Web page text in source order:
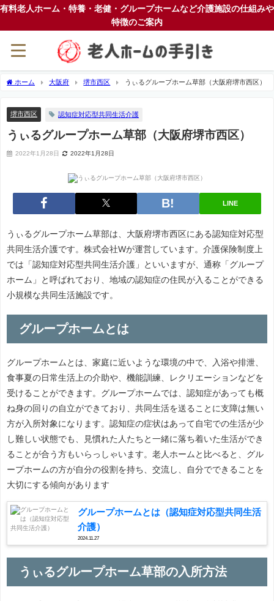
有料老人ホーム・特養・老健・グループホームなど介護施設の仕組みや
特徴のご案内
ホーム 大阪府 堺市西区 うぃるグループホーム草部（大阪府堺市西区）
堺市西区 認知症対応型共同生活介護
うぃるグループホーム草部（大阪府堺市西区）
2022年1月28日 2022年1月28日
LINE
うぃるグループホーム草部は、大阪府堺市西区にある認知症対応型
共同生活介護です。株式会社Wが運営しています。介護保険制度上
では「認知症対応型共同生活介護」といいますが、通称「グループ
ホーム」と呼ばれており、地域の認知症の住民が入ることができる
小規模な共同生活施設です。
グループホームとは
グループホームとは、家庭に近いような環境の中で、入浴や排泄、
食事夏の日常生活上の介助や、機能訓練、レクリエーションなどを
受けることができます。グループホームでは、認知症があっても概
ね身の回りの自立ができており、共同生活を送ることに支障は無い
方が入所対象になります。認知症の症状はあって自宅での生活が少
し難しい状態でも、見慣れた人たちと一緒に落ち着いた生活ができ
ることが合う方もいらっしゃいます。老人ホームと比べると、グル
ープホームの方が自分の役割を持ち、交流し、自分でできることを
大切にする傾向があります
グループホームとは（認知症対応型共同生活
介護）
2024.11.27
うぃるグループホーム草部の入所方法